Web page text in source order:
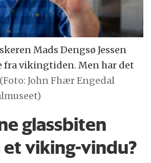
Mads Dengsø Jessen
fra vikingtiden. Men har det
(Foto: John Fhær Engedal
glassbiten
viking-vindu?